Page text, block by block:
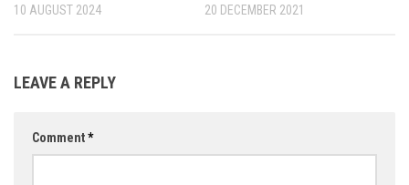
10 AUGUST 2024 20 DECEMBER 2021
LEAVE A REPLY
Comment*